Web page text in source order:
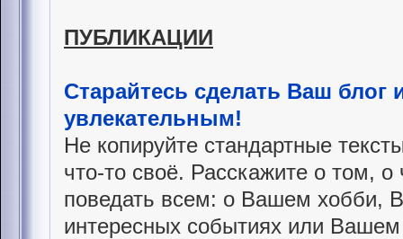
ПУБЛИКАЦИИ
Старайтесь сделать Ваш блог
увлекательным!
Не копируйте стандартные
что-то своё. Расскажите о том,
поведать всем: о Вашем хобби,
интересных событиях или